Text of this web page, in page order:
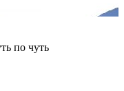
по чуть